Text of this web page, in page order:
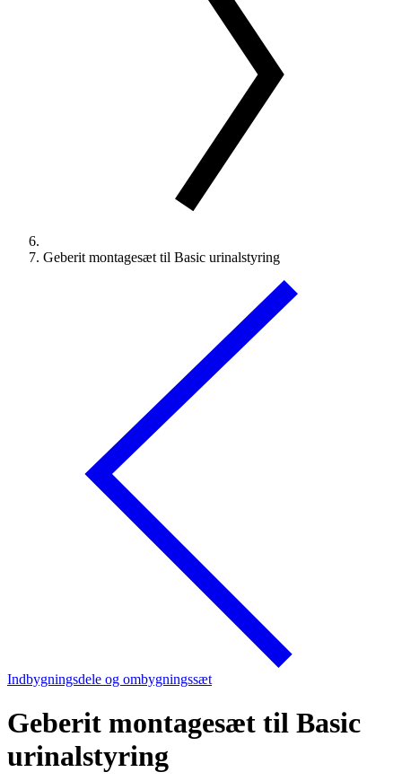
Geberit montagesæt til Basic urinalstyring
Indbygningsdele og ombygningssæt
Geberit montagesæt til Basic
urinalstyring